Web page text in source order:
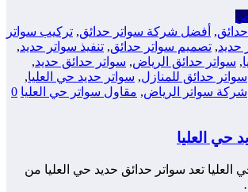
, أفضل شركة سواتر حدائق, تركيب سواتر
حديد, تصميم سواتر حدائق, تنفيذ سواتر حديد,
, سواتر حدائق الرياض, سواتر حدائق حديد,
سواتر حدائق للمنازل, سواتر حديد حي العليا,
شركة سواتر الرياض, مقاول سواتر حي العليا 0
حي العليا
العليا تعد سواتر حدائق حديد حي العليا من